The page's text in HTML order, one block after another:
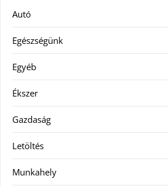
Autó
Egészségünk
Egyéb
Ékszer
Gazdaság
Letöltés
Munkahely